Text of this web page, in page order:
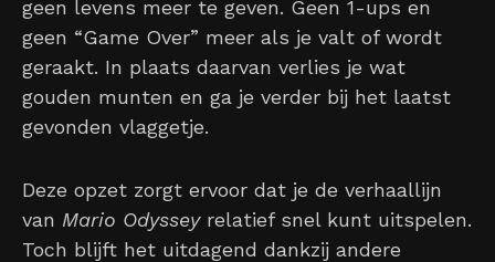
geen levens meer te geven. Geen 1-ups en
geen “Game Over” meer als je valt of wordt
geraakt. In plaats daarvan verlies je wat
gouden munten en ga je verder bij het laatst
gevonden vlaggetje.
Deze opzet zorgt ervoor dat je de verhaallijn
van Mario Odysseyrelatief snel kunt uitspelen.
Toch blijft het uitdagend dankzij andere